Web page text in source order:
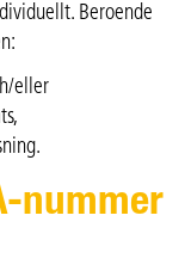
Beroende
eller
nummer